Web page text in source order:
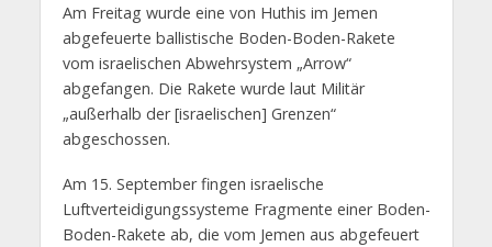
Am Freitag wurde eine von Huthis im Jemen
abgefeuerte ballistische Boden-Boden-Rakete
vom israelischen Abwehrsystem „Arrow“
abgefangen. Die Rakete wurde laut Militär
„außerhalb der [israelischen] Grenzen“
abgeschossen.
Am 15. September fingen israelische
Luftverteidigungssysteme Fragmente einer Boden-
Boden-Rakete ab, die vom Jemen aus abgefeuert